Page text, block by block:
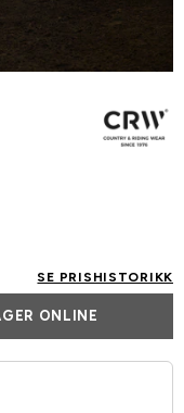
SE PRISHISTORIKK
ONLINE